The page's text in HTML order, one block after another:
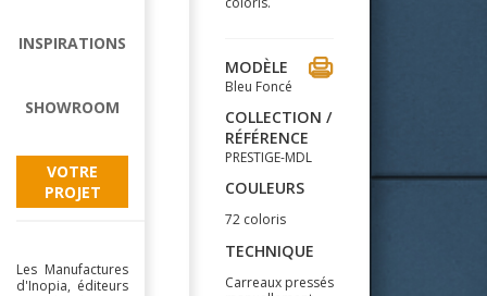
INSPIRATIONS
SHOWROOM
VOTRE
PROJET
Les Manufactures
d'Inopia, éditeurs
MODÈLE
Bleu Foncé
COLLECTION /
RÉFÉRENCE
PRESTIGE-MDL
COULEURS
72 coloris
TECHNIQUE
Carreaux pressés